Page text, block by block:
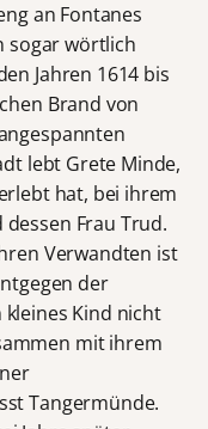
an Fontanes
sogar wörtlich
Jahren 1614 bis
Brand von
lebt Grete Minde,
hat, bei ihrem
Frau Trud.
Verwandten ist
der
Kind nicht
mit ihrem
Tangermünde.